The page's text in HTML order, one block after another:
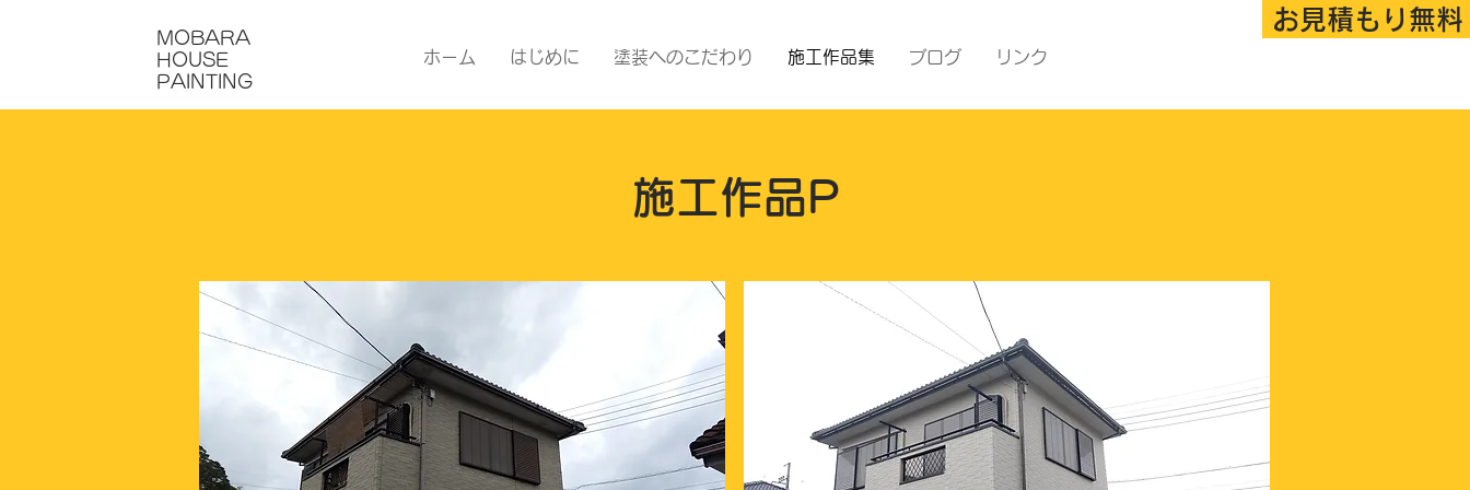
MOBARA
HOUSE
PAINTING
ホーム はじめに 塗装へのこだわり 施工作品集 ブログ リンク
お見積もり無料
施工作品P